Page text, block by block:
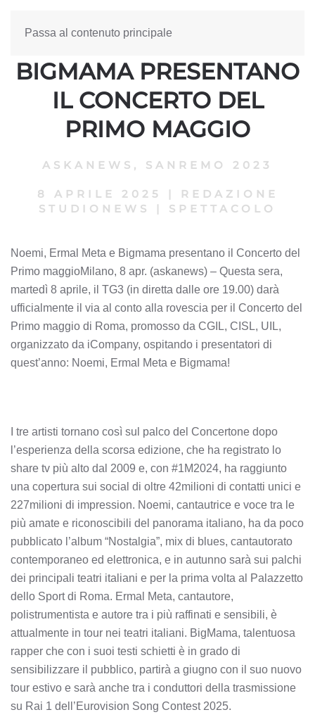
Passa al contenuto principale
NOEMI, ERMAL META E
BIGMAMA PRESENTANO
IL CONCERTO DEL
PRIMO MAGGIO
ASKANEWS , SANREMO 2023
8 APRILE 2025 |
REDAZIONE
STUDIONEWS
| SPETTACOLO
Noemi, Ermal Meta e Bigmama presentano il Concerto del
Primo maggioMilano, 8 apr. (askanews) – Questa sera,
martedì 8 aprile, il TG3 (in diretta dalle ore 19.00) darà
ufficialmente il via al conto alla rovescia per il Concerto del
Primo maggio di Roma, promosso da CGIL, CISL, UIL,
organizzato da iCompany, ospitando i presentatori di
quest’anno: Noemi, Ermal Meta e Bigmama!
I tre artisti tornano così sul palco del Concertone dopo
l’esperienza della scorsa edizione, che ha registrato lo
share tv più alto dal 2009 e, con #1M2024, ha raggiunto
una copertura sui social di oltre 42milioni di contatti unici e
227milioni di impression. Noemi, cantautrice e voce tra le
più amate e riconoscibili del panorama italiano, ha da poco
pubblicato l’album “Nostalgia”, mix di blues, cantautorato
contemporaneo ed elettronica, e in autunno sarà sui palchi
dei principali teatri italiani e per la prima volta al Palazzetto
dello Sport di Roma. Ermal Meta, cantautore,
polistrumentista e autore tra i più raffinati e sensibili, è
attualmente in tour nei teatri italiani. BigMama, talentuosa
rapper che con i suoi testi schietti è in grado di
sensibilizzare il pubblico, partirà a giugno con il suo nuovo
tour estivo e sarà anche tra i conduttori della trasmissione
su Rai 1 dell’Eurovision Song Contest 2025.